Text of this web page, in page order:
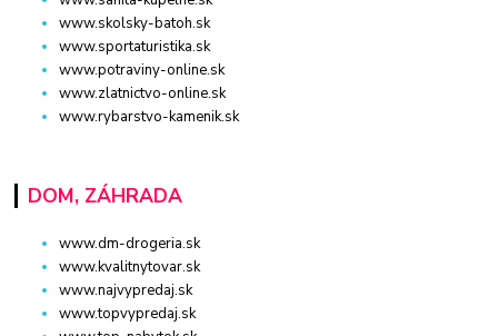
www.skolsky-batoh.sk
www.sportaturistika.sk
www.potraviny-online.sk
www.zlatnictvo-online.sk
www.rybarstvo-kamenik.sk
DOM, ZÁHRADA
www.dm-drogeria.sk
www.kvalitnytovar.sk
www.najvypredaj.sk
www.topvypredaj.sk